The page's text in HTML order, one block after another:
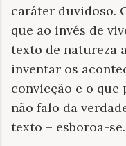
caráter duvidoso.
que ao invés de
texto de natureza
inventar os
convicção e o que
não falo da
texto – esboroa-se.